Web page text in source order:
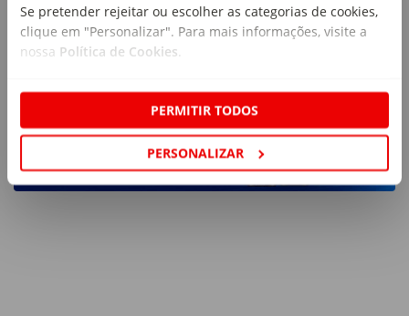
Se pretender rejeitar ou escolher as categorias de cookies,
clique em "Personalizar". Para mais informações, visite a
nossa Política de Cookies.
PERMITIR TODOS
PERSONALIZAR